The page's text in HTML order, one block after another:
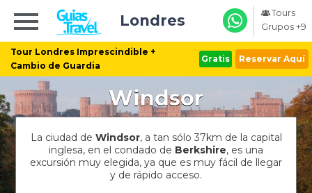
Tour Londres Imprescindible +
Cambio de Guardia
Gratis Reservar Aquí
Londres
Tours
Grupos +9
Windsor
La ciudad de Windsor, a tan sólo 37km de la capital
inglesa, en el condado de Berkshire, es una
excursión muy elegida, ya que es muy fácil de llegar
y de rápido acceso.